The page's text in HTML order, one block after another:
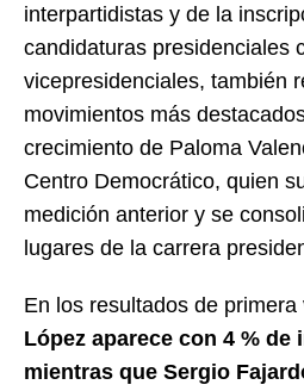
interpartidistas y de la
candidaturas presidenciales
vicepresidenciales, también
movimientos más
crecimiento de Paloma
Centro Democrático, quien
medición anterior y se
lugares de la carrera
En los resultados de primera
López aparece con 4 % de
mientras que Sergio